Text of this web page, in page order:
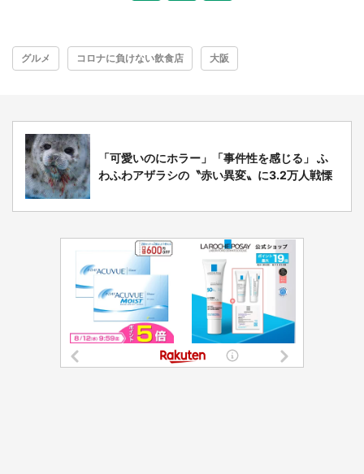
グルメ コロナに負けない飲食店 大阪
「可愛いのにホラー」「事件性を感じる」 ふ
わふわアザラシの〝赤い異変〟に3.2万人戦慄